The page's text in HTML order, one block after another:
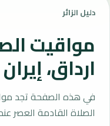
دليل الزائر
مواقيت
ارداق، إيران
في هذه الصفحة تجد
الصلاة القادمة العصر عند 16:03 وجدول اليوم من الفجر إلى العشاء.